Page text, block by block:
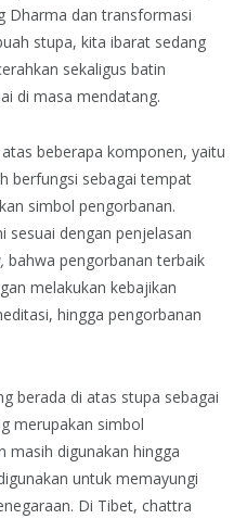
Dharma dan transformasi
stupa, kita ibarat sedang
sekaligus batin
di masa mendatang.
beberapa komponen, yaitu
berfungsi sebagai tempat
simbol pengorbanan.
sesuai dengan penjelasan
bahwa pengorbanan terbaik
melakukan kebajikan
hingga pengorbanan
berada di atas stupa sebagai
merupakan simbol
masih digunakan hingga
untuk memayungi
Di Tibet, chattra